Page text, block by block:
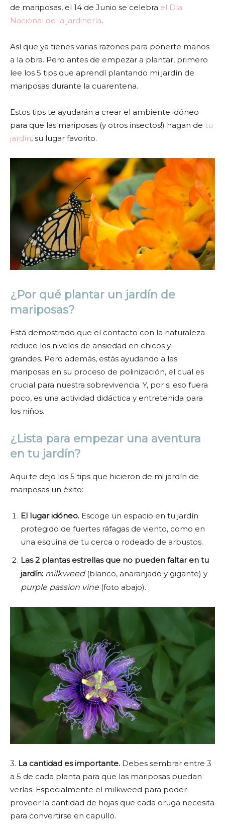
de mariposas, el 14 de Junio se celebra el Día
Nacional de la jardinería.
Así que ya tienes varias razones para ponerte manos
a la obra. Pero antes de empezar a plantar, primero
lee los 5 tips que aprendí plantando mi jardín de
mariposas durante la cuarentena.
Estos tips te ayudarán a crear el ambiente idóneo
para que las mariposas (y otros insectos!) hagan de tu
jardín, su lugar favorito.
¿Por qué plantar un jardín de
mariposas?
Está demostrado que el contacto con la naturaleza
reduce los niveles de ansiedad en chicos y
grandes. Pero además, estás ayudando a las
mariposas en su proceso de polinización, el cual es
crucial para nuestra sobrevivencia. Y, por si eso fuera
poco, es una actividad didáctica y entretenida para
los niños.
¿Lista para empezar una aventura
en tu jardín?
Aqui te dejo los 5 tips que hicieron de mi jardín de
mariposas un éxito:
El lugar idóneo. Escoge un espacio en tu jardín
protegido de fuertes ráfagas de viento, como en
una esquina de tu cerca o rodeado de arbustos.
Las 2 plantas estrellas que no pueden faltar en tu
jardín: milkweed(blanco, anaranjado y gigante) y
purple passion vine (foto abajo).
3. La cantidad es importante. Debes sembrar entre 3
a 5 de cada planta para que las mariposas puedan
verlas. Especialmente el milkweed para poder
proveer la cantidad de hojas que cada oruga necesita
para convertirse en capullo.